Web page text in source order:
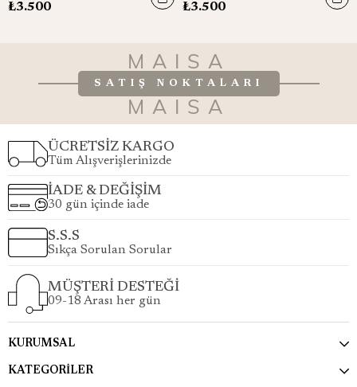
₺3.500 ₺3.500
MAISA
SATIŞ NOKTALARI
MAISA
ÜCRETSİZ KARGO
Tüm Alışverişlerinizde
İADE & DEĞİŞİM
30 gün içinde iade
S.S.S
Sıkça Sorulan Sorular
MÜŞTERİ DESTEĞİ
09-18 Arası her gün
KURUMSAL
KATEGORİLER